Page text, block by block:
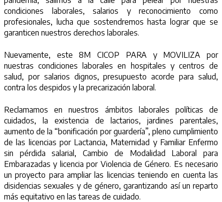
condiciones laborales, salarios y reconocimiento como
profesionales, lucha que sostendremos hasta lograr que se
garanticen nuestros derechos laborales.
Nuevamente, este 8M CICOP PARA y MOVILIZA por
nuestras condiciones laborales en hospitales y centros de
salud, por salarios dignos, presupuesto acorde para salud,
contra los despidos y la precarización laboral.
Reclamamos en nuestros ámbitos laborales políticas de
cuidados, la existencia de lactarios, jardines parentales,
aumento de la “bonificación por guardería”, pleno cumplimiento
de las licencias por Lactancia, Maternidad y Familiar Enfermo
sin pérdida salarial, Cambio de Modalidad Laboral para
Embarazadas y licencia por Violencia de Género. Es necesario
un proyecto para ampliar las licencias teniendo en cuenta las
disidencias sexuales y de género, garantizando así un reparto
más equitativo en las tareas de cuidado.